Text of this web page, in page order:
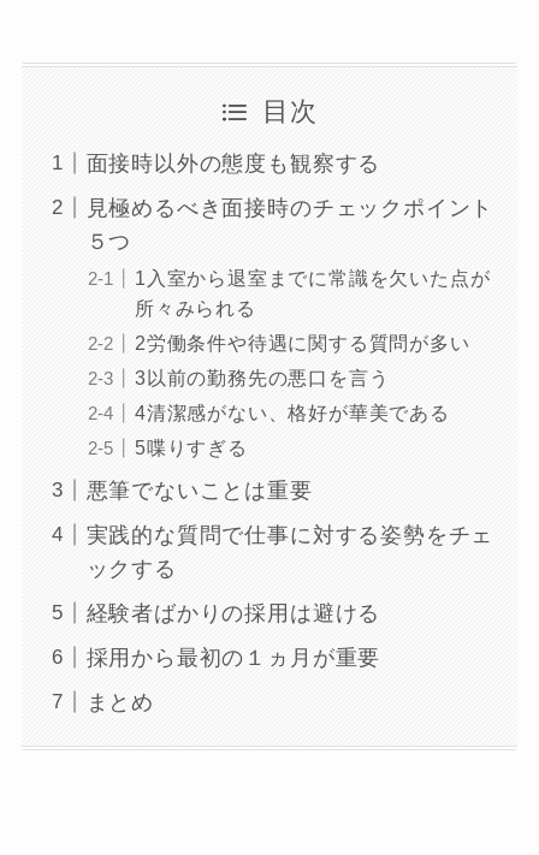
目次
面接時以外の態度も観察する
見極めるべき面接時のチェックポイント
５つ
1入室から退室までに常識を欠いた点が
所々みられる
2労働条件や待遇に関する質問が多い
3以前の勤務先の悪口を言う
4清潔感がない、格好が華美である
5喋りすぎる
悪筆でないことは重要
実践的な質問で仕事に対する姿勢をチェ
ックする
経験者ばかりの採用は避ける
採用から最初の１ヵ月が重要
まとめ